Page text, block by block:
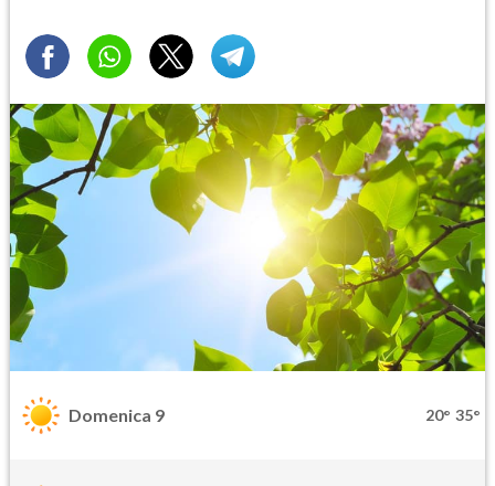
Domenica 9 20° 35°